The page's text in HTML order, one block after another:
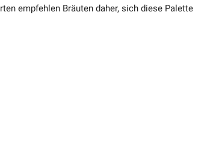
empfehlen Bräuten daher, sich diese Palette